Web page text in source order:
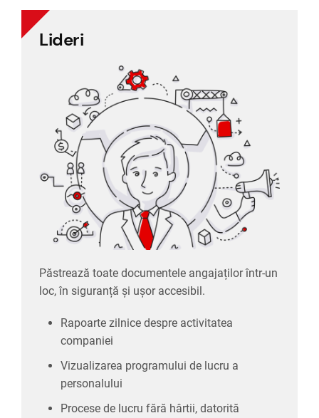
Lideri
Păstrează toate documentele angajaților într-un
loc, în siguranță și ușor accesibil.
Rapoarte zilnice despre activitatea
companiei
Vizualizarea programului de lucru a
personalului
Procese de lucru fără hârtii, datorită
Păstrează toate documentele angajaților într-un
loc, în siguranță și ușor accesibil.
Rapoarte zilnice despre activitatea
companiei
Vizualizarea programului de lucru a
personalului
Procese de lucru fără hârtii, datorită
dosarelor electronice ale angajaților